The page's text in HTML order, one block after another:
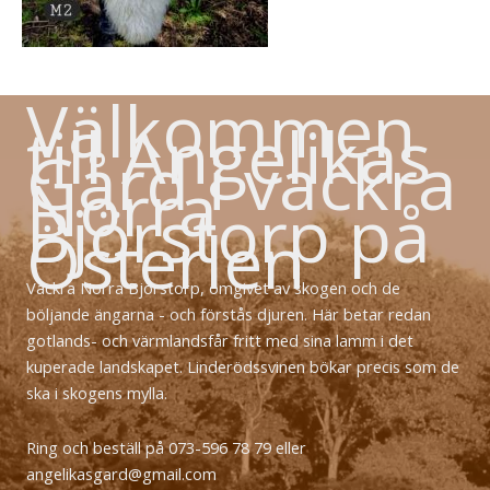
Välkommen
till Angelikas
Gård i vackra
Norra
Björstorp på
Österlen
Vackra Norra Björstorp, omgivet av skogen och de
böljande ängarna - och förstås djuren. Här betar redan
gotlands- och värmlandsfår fritt med sina lamm i det
kuperade landskapet. Linderödssvinen bökar precis som de
ska i skogens mylla.
Ring och beställ på 073-596 78 79 eller
angelikasgard@gmail.com